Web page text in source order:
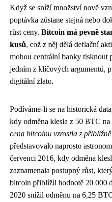
Když se sníží množství nově
poptávka zůstane stejná nebo
růst ceny. Bitcoin má pevně
kusů, což z něj dělá deflační
mohou centrální banky tisknout
jedním z klíčových argumentů,
digitální zlato.
Podíváme-li se na historická
kdy odměna klesla z 50 BTC
cena bitcoinu vzrostla z
představovalo naprosto
červenci 2016, kdy odměna
zaznamenala postupný růst,
bitcoin přiblížil hodnotě 20 000
2020 snížil odměnu na 6,25